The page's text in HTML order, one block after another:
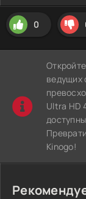
0
ведущих
Ultra HD
Kinogo!